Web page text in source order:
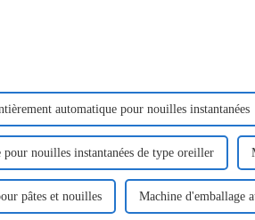
automatique pour nouilles instantanées
nouilles instantanées de type oreiller
pâtes et nouilles Machine d'emballage